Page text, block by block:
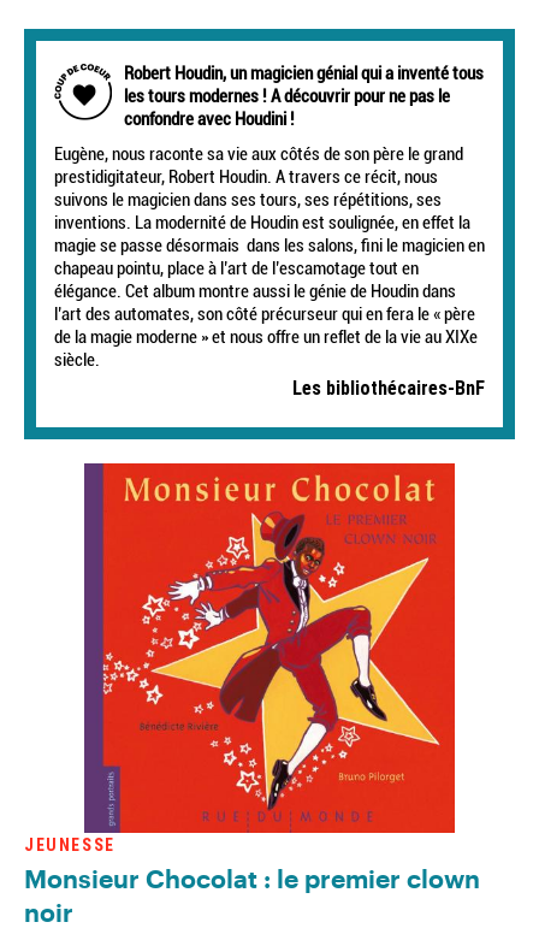
Robert Houdin, un magicien génial qui a inventé tous
les tours modernes ! A découvrir pour ne pas le
confondre avec Houdini !
Eugène, nous raconte sa vie aux côtés de son père le grand
prestidigitateur, Robert Houdin. A travers ce récit, nous
suivons le magicien dans ses tours, ses répétitions, ses
inventions. La modernité de Houdin est soulignée, en effet la
magie se passe désormais dans les salons, fini le magicien en
chapeau pointu, place à l’art de l’escamotage tout en
élégance. Cet album montre aussi le génie de Houdin dans
l’art des automates, son côté précurseur qui en fera le « père
de la magie moderne » et nous offre un reflet de la vie au XIXe
siècle.
Les bibliothécaires-BnF
JEUNESSE
Monsieur Chocolat : le premier clown
noir